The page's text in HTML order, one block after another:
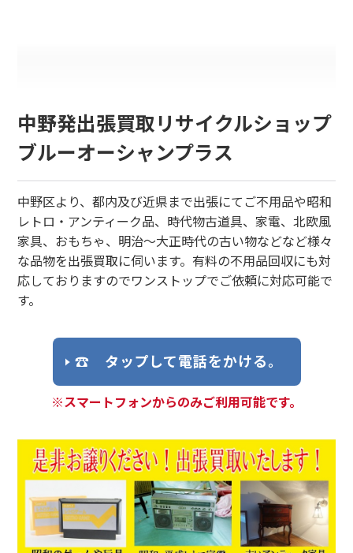
中野発出張買取リサイクルショップ
ブルーオーシャンプラス
中野区より、都内及び近県まで出張にてご不用品や昭和
レトロ・アンティーク品、時代物古道具、家電、北欧風
家具、おもちゃ、明治～大正時代の古い物などなど様々
な品物を出張買取に伺います。有料の不用品回収にも対
応しておりますのでワンストップでご依頼に対応可能で
す。
☎ タップして電話をかける。
※スマートフォンからのみご利用可能です。